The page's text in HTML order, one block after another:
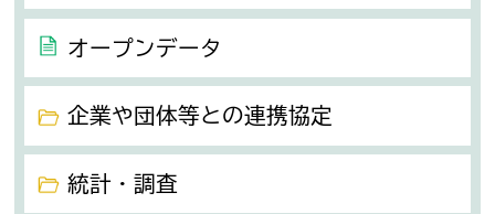
オープンデータ
企業や団体等との連携協定
統計・調査